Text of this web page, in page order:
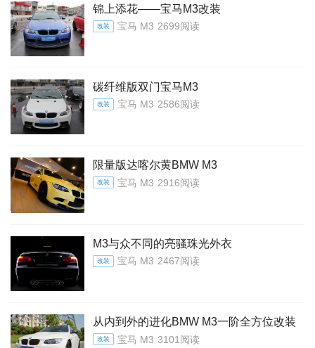
锦上添花——宝马M3改装
改装 宝马 M3 2699阅读
碳纤维版双门宝马M3
改装 宝马 M3 2586阅读
限量版达喀尔黄BMW M3
改装 宝马 M3 2916阅读
M3与众不同的亮骚珠光外衣
改装 宝马 M3 2467阅读
从内到外的进化BMW M3一阶全方位改装
改装 宝马 M3 3101阅读